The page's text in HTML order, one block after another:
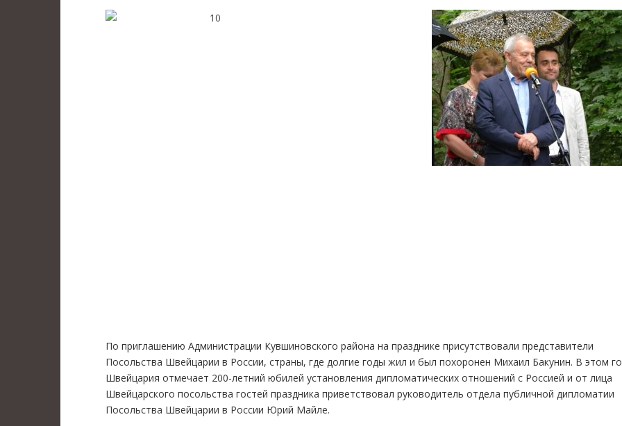
По приглашению Администрации Кувшиновского района на празднике присутствовали представители
Посольства Швейцарии в России, страны, где долгие годы жил и был похоронен Михаил Бакунин. В этом
Швейцария отмечает 200-летний юбилей установления дипломатических отношений с Россией и от лица
Швейцарского посольства гостей праздника приветствовал руководитель отдела публичной дипломатии
Посольства Швейцарии в России Юрий Майле.